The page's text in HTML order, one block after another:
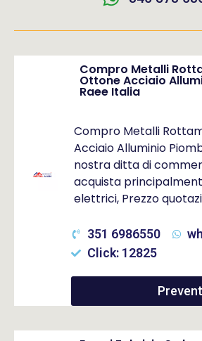
Compro Metalli
Ottone Acciaio
Raee Italia
Compro Metalli
Acciaio Alluminio
nostra ditta di
acquista
elettrici, Prezzo
351 6986550
Click: 12825